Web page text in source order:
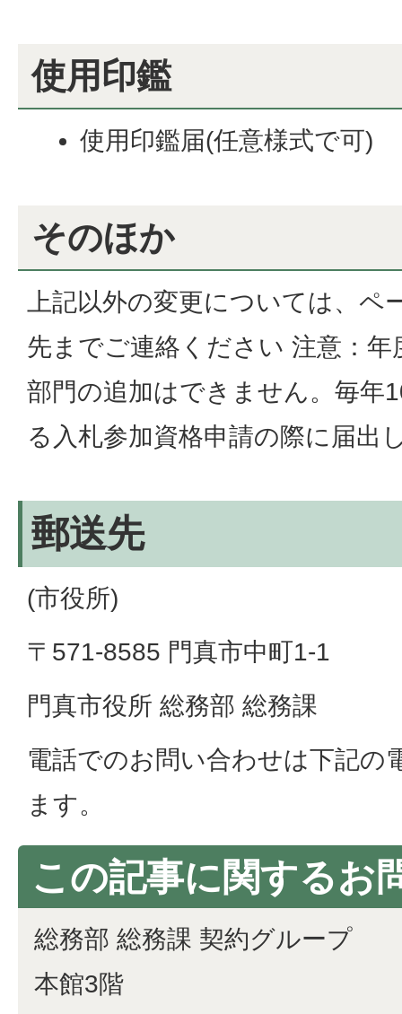
使用印鑑
使用印鑑届(任意様式で可)
そのほか
上記以外の変更については、ペ
先までご連絡ください 注意：年
部門の追加はできません。毎年
る入札参加資格申請の際に届出
郵送先
(市役所)
〒571-8585 門真市中町1-1
門真市役所 総務部 総務課
電話でのお問い合わせは下記の
ます。
この記事に関するお
総務部 総務課 契約グループ
本館3階